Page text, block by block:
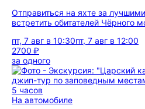
Отправиться на яхте за
встретить обитателей Чёрного
пт, 7 авг в 10:30пт, 7 авг в 12:00
2700 ₽
за одного
5 часов
На автомобиле